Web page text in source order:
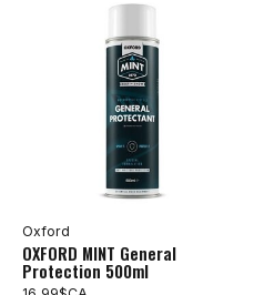
Oxford
OXFORD MINT General
Protection 500ml